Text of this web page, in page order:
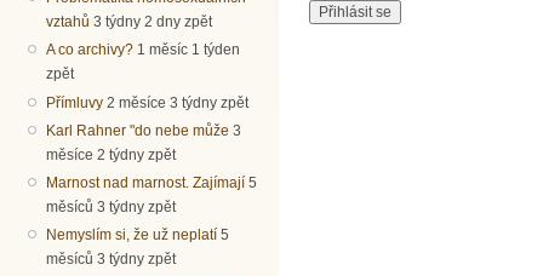
vztahů 3 týdny 2 dny zpět
A co archivy? 1 měsíc 1 týden
zpět
Přímluvy 2 měsíce 3 týdny zpět
Karl Rahner "do nebe může 3
měsíce 2 týdny zpět
Marnost nad marnost. Zajímají 5
měsíců 3 týdny zpět
Nemyslím si, že už neplatí 5
měsíců 3 týdny zpět